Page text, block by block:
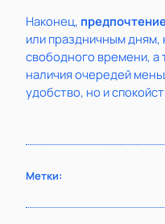
Наконец,
или праздничным дням,
свободного времени, а
наличия очередей
удобство, но и
Метки: